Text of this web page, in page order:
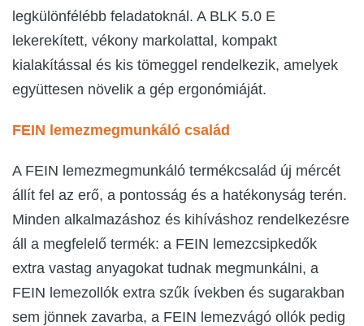
legkülönfélébb feladatoknál. A BLK 5.0 E
lekerekített, vékony markolattal, kompakt
kialakítással és kis tömeggel rendelkezik, amelyek
együttesen növelik a gép ergonómiáját.
FEIN lemezmegmunkáló család
A FEIN lemezmegmunkáló termékcsalád új mércét
állít fel az erő, a pontosság és a hatékonyság terén.
Minden alkalmazáshoz és kihíváshoz rendelkezésre
áll a megfelelő termék: a FEIN lemezcsipkedők
extra vastag anyagokat tudnak megmunkálni, a
FEIN lemezollók extra szűk ívekben és sugarakban
sem jönnek zavarba, a FEIN lemezvágó ollók pedig